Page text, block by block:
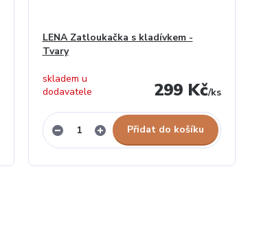
LENA Zatloukačka s kladívkem -
Tvary
299 Kč/ks
skladem u
dodavatele
Přidat do košíku